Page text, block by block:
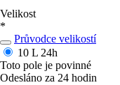
Velikost
*
Průvodce velikostí
10 L 24h
Toto pole je povinné
Odesláno za 24 hodin